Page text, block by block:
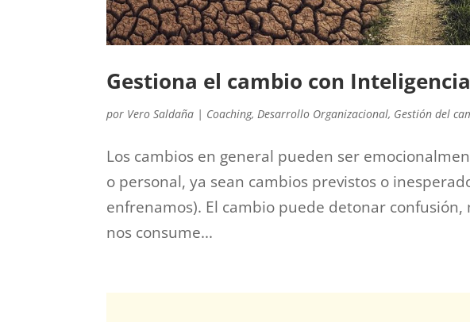
Gestiona el cambio con
por Vero Saldaña | Coaching, Desarrollo Organizacional, Gestión del
Los cambios en general pueden ser
o personal, ya sean cambios previstos o
enfrenamos). El cambio puede detonar
nos consume...